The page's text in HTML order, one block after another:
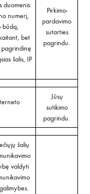
duomenis:
numerį,
būdą,
bet
šalis, IP
Pirkimo-
pardavimo
sutarties
pagrindu.
Jūsų
sutikimo
pagrindu.
šalių
valdyti